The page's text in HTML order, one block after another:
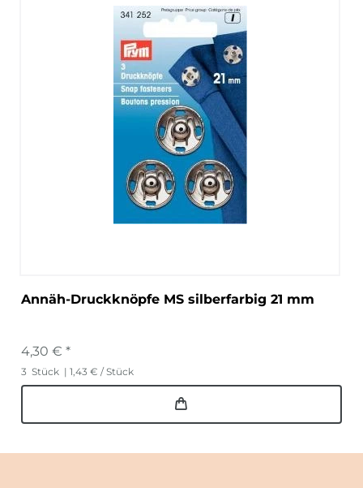
Annäh-Druckknöpfe MS silberfarbig 21 mm
4,30 € *
3 Stück | 1,43 € / Stück